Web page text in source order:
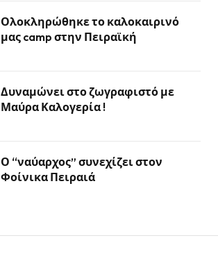
Ολοκληρώθηκε το καλοκαιρινό
μας camp στην Πειραϊκή
Δυναμώνει στο ζωγραφιστό με
Μαύρα Καλογερία !
Ο “ναύαρχος” συνεχίζει στον
Φοίνικα Πειραιά